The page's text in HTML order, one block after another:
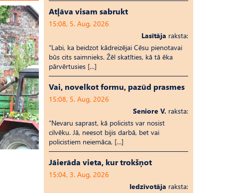
Atļāva visam sabrukt
15:08, 5. Aug, 2026
Lasītāja raksta:
“Labi, ka beidzot kādreizējai Cēsu pienotavai
būs cits saimnieks. Žēl skatīties, kā tā ēka
pārvērtusies […]
Vai, novelkot formu, pazūd prasmes
15:08, 5. Aug, 2026
Seniore V. raksta:
“Nevaru saprast, kā policists var nosist
cilvēku. Jā, neesot bijis darbā, bet vai
policistiem neiemāca, […]
Jāierāda vieta, kur trokšņot
15:04, 3. Aug, 2026
Iedzīvotāja raksta: